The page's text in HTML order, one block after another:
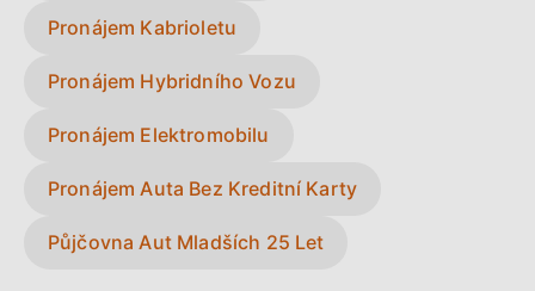
Pronájem Kabrioletu
Pronájem Hybridního Vozu
Pronájem Elektromobilu
Pronájem Auta Bez Kreditní Karty
Půjčovna Aut Mladších 25 Let